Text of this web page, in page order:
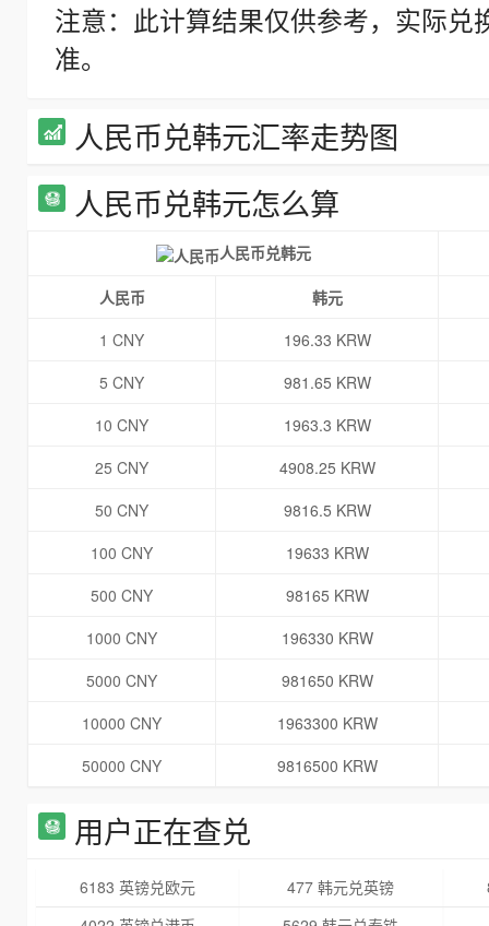
注意：此计算结果仅供参考，实际
准。
人民币兑韩元汇率走势图
人民币兑韩元怎么算
人民币兑韩元
人民币
韩元
1 CNY
196.33 KRW
5 CNY
981.65 KRW
10 CNY
1963.3 KRW
25 CNY
4908.25 KRW
50 CNY
9816.5 KRW
100 CNY
19633 KRW
500 CNY
98165 KRW
1000 CNY
196330 KRW
5000 CNY
981650 KRW
10000 CNY
1963300 KRW
50000 CNY
9816500 KRW
用户正在查兑
6183 英镑兑欧元 477 韩元兑英镑